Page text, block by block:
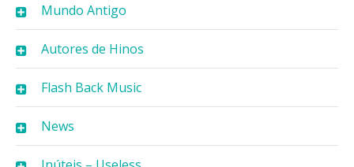
Mundo Antigo
Autores de Hinos
Flash Back Music
News